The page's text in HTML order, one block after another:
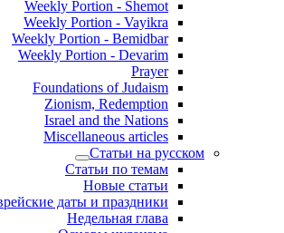
Weekly Portion - Shemot
Weekly Portion - Vayikra
Weekly Portion - Bemidbar
Weekly Portion - Devarim
Prayer
Foundations of Judaism
Zionism, Redemption
Israel and the Nations
Miscellaneous articles
Статьи на русском
Статьи по темам
Новые статьи
даты и праздники
Недельная глава